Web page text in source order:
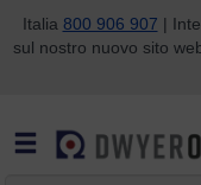
Salta alla ricerca
Salta al contenuto
Salta alla navigazione
Italia 800 906 907 |
sul nostro nuovo sito